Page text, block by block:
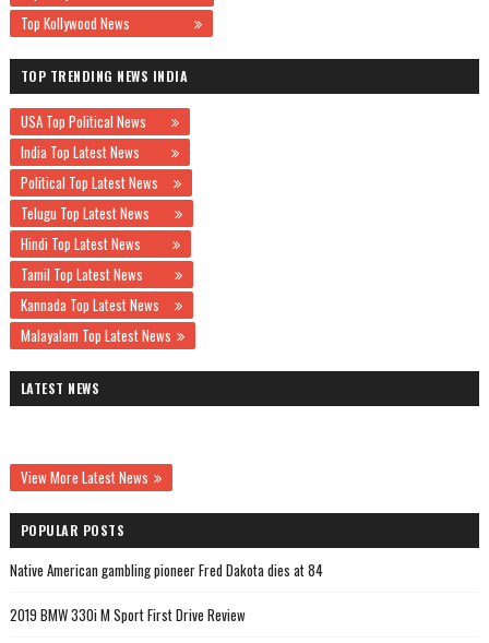
Top Kollywood News
TOP TRENDING NEWS INDIA
USA Top Political News
India Top Latest News
Political Top Latest News
Telugu Top Latest News
Hindi Top Latest News
Tamil Top Latest News
Kannada Top Latest News
Malayalam Top Latest News
LATEST NEWS
View More Latest News
POPULAR POSTS
Native American gambling pioneer Fred Dakota dies at 84
2019 BMW 330i M Sport First Drive Review